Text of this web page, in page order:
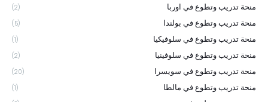
منحة تدريب وتطوع في اوربا (2)
منحة تدريب وتطوع في بولندا (5)
منحة تدريب وتطوع في سلوفيكيا (1)
منحة تدريب وتطوع في سلوفينيا (2)
منحة تدريب وتطوع في سويسرا (20)
منحة تدريب وتطوع في مالطا (1)